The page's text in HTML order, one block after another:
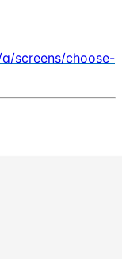
screens/choose-